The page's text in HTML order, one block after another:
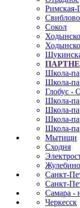
Свиблово
Сокол
Школа-
Школа-
Глобус -
Школа-
Школа-
Школа-
Школа-
Мытищи
Сходня
Санкт-
Санкт-
Самара -
Черкесск